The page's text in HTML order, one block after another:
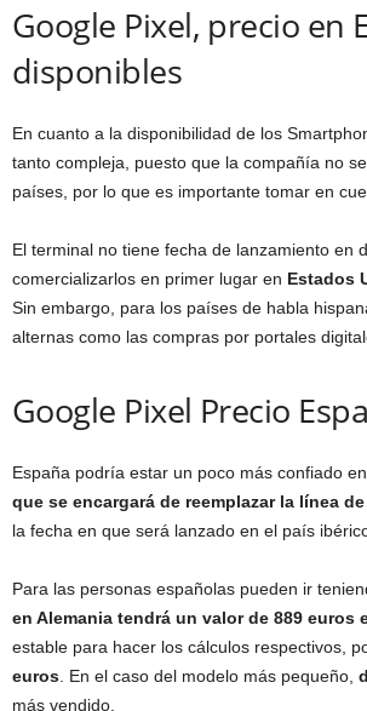
Google Pixel, precio en
disponibles
En cuanto a la disponibilidad de los
tanto compleja, puesto que la compañía no
países, por lo que es importante tomar en
El terminal no tiene fecha de lanzamiento en
comercializarlos en primer lugar en Estados
Sin embargo, para los países de habla
alternas como las compras por portales
Google Pixel Precio
España podría estar un poco más confiado
que se encargará de reemplazar la línea
la fecha en que será lanzado en el país
Para las personas españolas pueden ir
en Alemania tendrá un valor de 889 euros
estable para hacer los cálculos respectivos,
euros . En el caso del modelo más pequeño,
más vendido.